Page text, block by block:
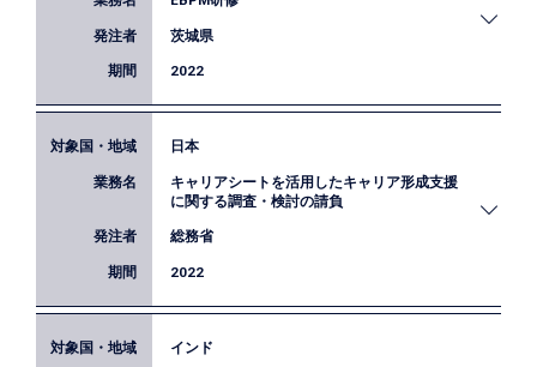
方を重視した取組を進めています。本業務では、福
タ収集、評価分析等を行うとともに、県職員に対す
る研修や執務資料の作成を行いました。
茨城県
2022
県・市町村の統計関係職員及び茨城県統計協会会員
対象にEBPMの基本的な考え方やエビデンスの作り
方を理解するための研修を行いました。
日本
キャリアシートを活用したキャリア形成支援
に関する調査・検討の請負
総務省
2022
総務省がEBPMのリーディングケース創出の一環と
インド